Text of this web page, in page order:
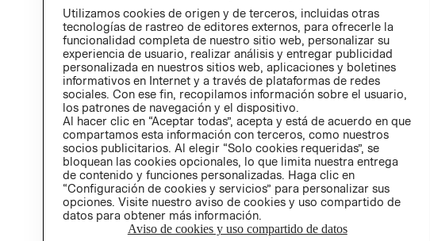
POLÍTICA
Utilizamos cookies de origen y de terceros, incluidas otras
tecnologías de rastreo de editores externos, para ofrecerle la
funcionalidad completa de nuestro sitio web, personalizar su
experiencia de usuario, realizar análisis y entregar publicidad
personalizada en nuestros sitios web, aplicaciones y boletines
informativos en Internet y a través de plataformas de redes
sociales. Con ese fin, recopilamos información sobre el usuario,
los patrones de navegación y el dispositivo.
Al hacer clic en “Aceptar todas”, acepta y está de acuerdo en que
compartamos esta información con terceros, como nuestros
socios publicitarios. Al elegir “Solo cookies requeridas”, se
bloquean las cookies opcionales, lo que limita nuestra entrega
de contenido y funciones personalizadas. Haga clic en
“Configuración de cookies y servicios” para personalizar sus
opciones. Visite nuestro aviso de cookies y uso compartido de
datos para obtener más información.
Aviso de cookies y uso compartido de datos